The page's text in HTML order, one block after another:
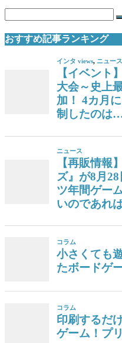
おすすめ記事ランキング